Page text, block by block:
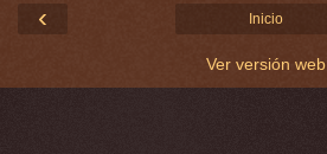
‹ Inicio
Ver versión web